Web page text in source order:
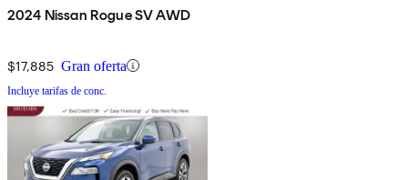
2024 Nissan Rogue SV AWD
$17,885 Gran oferta
Incluye tarifas de conc.